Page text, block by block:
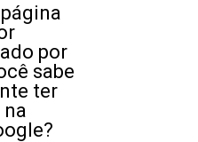
por
sabe
ter